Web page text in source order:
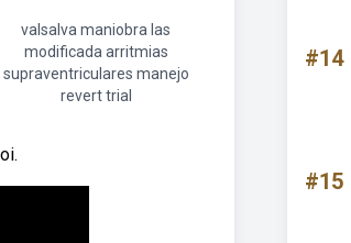
valsalva maniobra las
modificada arritmias
supraventriculares manejo
revert trial
#14
#15